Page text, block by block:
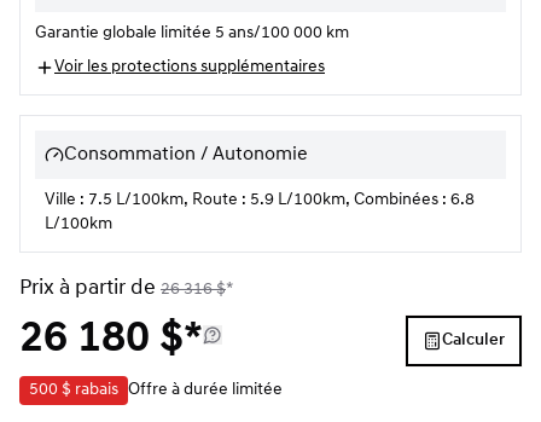
Garantie globale limitée 5 ans/100 000 km
Voir les protections supplémentaires
Consommation / Autonomie
Ville : 7.5 L/100km, Route : 5.9 L/100km, Combinées : 6.8
L/100km
Prix à partir de 26 316$*
26 180 $* Calculer
500 $ rabais Offre à durée limitée